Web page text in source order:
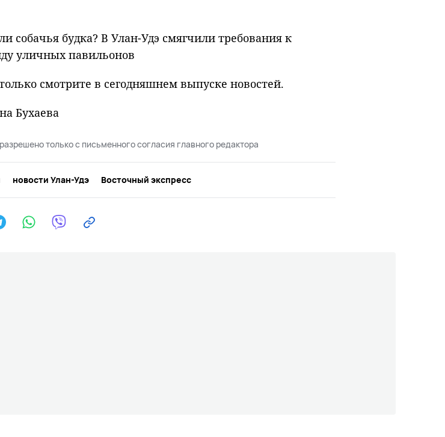
собачья будка? В Улан-Удэ смягчили требования к
уличных павильонов
смотрите в сегодняшнем выпуске новостей.
Бухаева
только с письменного согласия главного редактора
новости Улан-Удэ Восточный экспресс